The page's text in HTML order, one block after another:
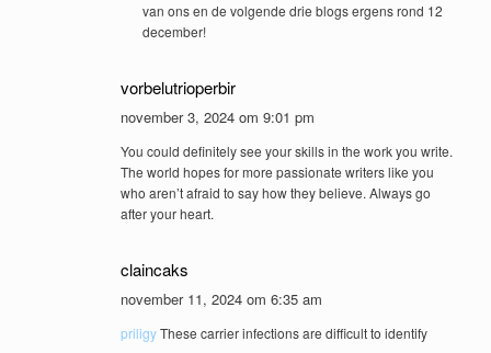
van ons en de volgende drie blogs ergens rond 12
december!
vorbelutrioperbir
november 3, 2024 om 9:01 pm
You could definitely see your skills in the work you write.
The world hopes for more passionate writers like you
who aren’t afraid to say how they believe. Always go
after your heart.
claincaks
november 11, 2024 om 6:35 am
priligyThese carrier infections are difficult to identify